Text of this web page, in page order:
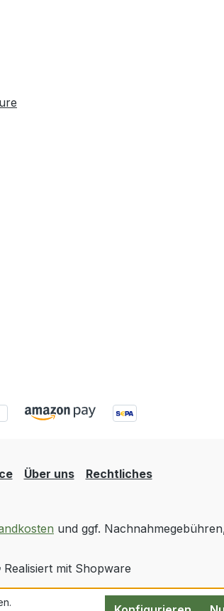
Über uns Rechtliches
und ggf.
Realisiert mit Shopware